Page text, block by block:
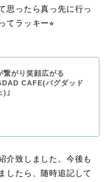
思ったら真っ先に行っ
てラッキー⭐︎
繋がり笑顔広がる
CAFE(バグダッド
)｣
介致しました。今後も
したら、随時追記して